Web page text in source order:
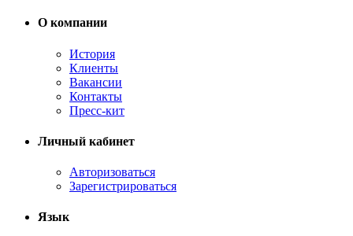
О компании
История
Клиенты
Вакансии
Контакты
Пресс-кит
Личный кабинет
Авторизоваться
Зарегистрироваться
Язык